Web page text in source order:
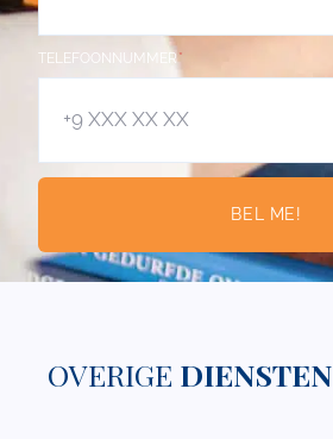
TELEFOONNUMMER
BEL ME!
OVERIGE DIENSTEN